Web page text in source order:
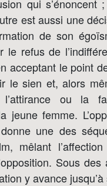
qui s’énoncent
est aussi une
de son
le refus de
acceptant le point
le sien et, alors
ou la
jeune femme.
une des
mêlant
Sous
y avance